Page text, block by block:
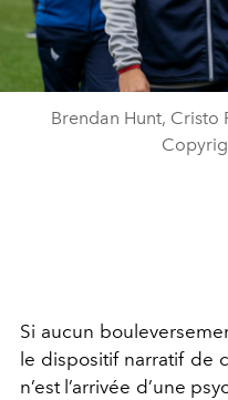
Brendan Hunt, Cristo
Si aucun
le dispositif narratif de
n’est l’arrivée d’une